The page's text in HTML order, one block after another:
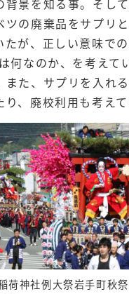
ツの廃棄品をサプリ
たが、正しい意味で
何なのか、を考えて
また、サプリを入れ
、廃校利用も考えて
荷神社例大祭岩手町秋